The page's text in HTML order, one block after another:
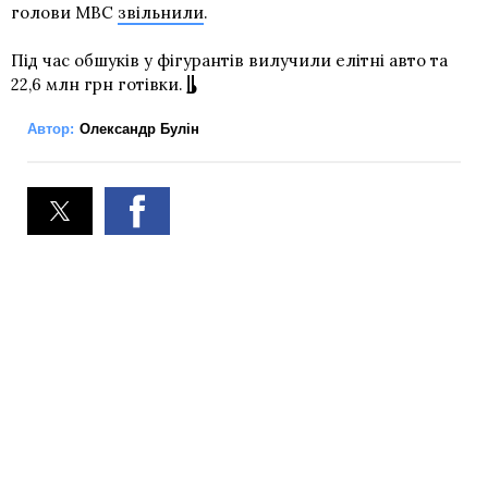
голови МВС звільнили.
Під час обшуків у фігурантів вилучили елітні авто та
22,6 млн грн готівки.
Автор: Олександр Булін